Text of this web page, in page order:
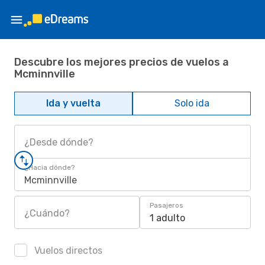
Descubre los mejores precios de vuelos a
Mcminnville
Ida y vuelta Solo ida
¿Desde dónde?
¿Hacia dónde?
Mcminnville
¿Cuándo?
Pasajeros
1 adulto
Vuelos directos